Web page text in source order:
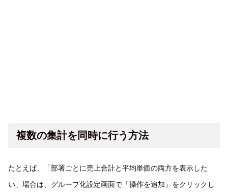
複数の集計を同時に行う方法
たとえば、「部署ごとに売上合計と平均単価の両方を表示した
い」場合は、グループ化設定画面で「操作を追加」をクリックし